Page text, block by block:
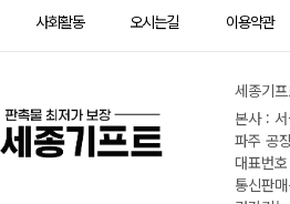
사회활동 오시는길 이용약관
세종기
본사 :
파주 공
대표번
통신판